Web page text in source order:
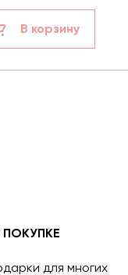
В корзину
для многих